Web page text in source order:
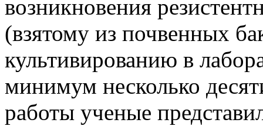
возникновения
(взятому из почвенных
культивированию в
минимум несколько
работы ученые